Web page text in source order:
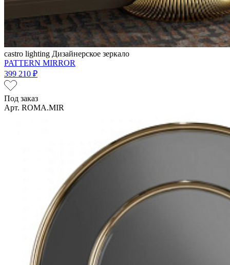
castro lighting Дизайнерское зеркало
PATTERN MIRROR
399 210 ₽
Под заказ
Арт. ROMA.MIR